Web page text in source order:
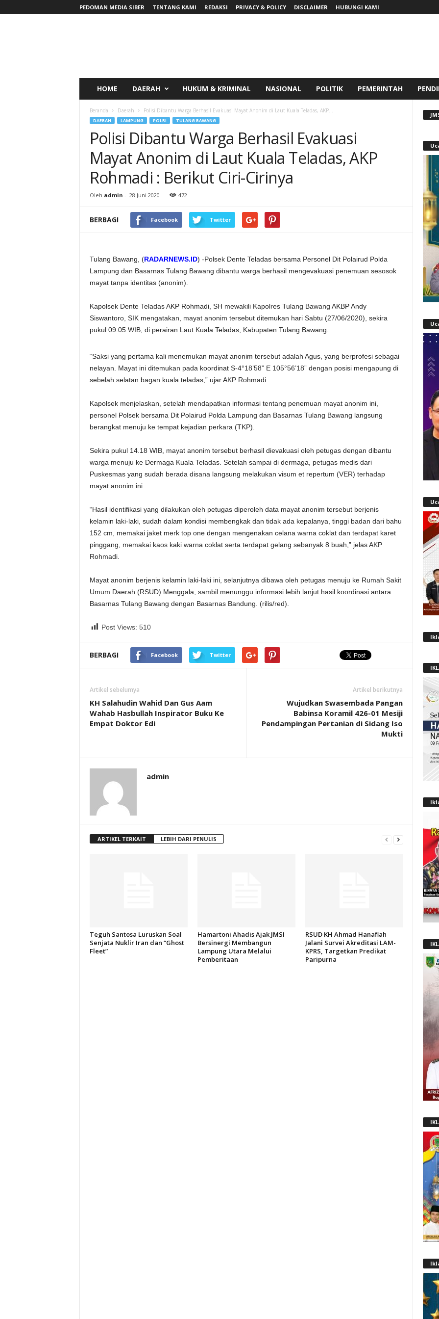
PEDOMAN MEDIA SIBER TENTANG KAMI REDAKSI PRIVACY & POLICY DISCLAIMER HUBUNGI KAMI
HOME DAERAH HUKUM & KRIMINAL NASIONAL POLITIK PEMERINTAH
Beranda Daerah Polisi Dibantu Warga Berhasil Evakuasi Mayat Anonim di Laut Kuala Teladas, AKP...
DAERAH LAMPUNG POLRI TULANG BAWANG
Polisi Dibantu Warga Berhasil Evakuasi
Mayat Anonim di Laut Kuala Teladas, AKP
Rohmadi : Berikut Ciri-Cirinya
Oleh admin - 28 Juni 2020 472
BERBAGI Facebook Twitter
Tulang Bawang, (RADARNEWS.ID) -Polsek Dente Teladas bersama Personel Dit Polairud Polda
Lampung dan Basarnas Tulang Bawang dibantu warga berhasil mengevakuasi penemuan sesosok
mayat tanpa identitas (anonim).
Kapolsek Dente Teladas AKP Rohmadi, SH mewakili Kapolres Tulang Bawang AKBP Andy
Siswantoro, SIK mengatakan, mayat anonim tersebut ditemukan hari Sabtu (27/06/2020), sekira
pukul 09.05 WIB, di perairan Laut Kuala Teladas, Kabupaten Tulang Bawang.
“Saksi yang pertama kali menemukan mayat anonim tersebut adalah Agus, yang berprofesi sebagai
nelayan. Mayat ini ditemukan pada koordinat S-4°18’58” E 105°56’18” dengan posisi mengapung di
sebelah selatan bagan kuala teladas,” ujar AKP Rohmadi.
Kapolsek menjelaskan, setelah mendapatkan informasi tentang penemuan mayat anonim ini,
personel Polsek bersama Dit Polairud Polda Lampung dan Basarnas Tulang Bawang langsung
berangkat menuju ke tempat kejadian perkara (TKP).
Sekira pukul 14.18 WIB, mayat anonim tersebut berhasil dievakuasi oleh petugas dengan dibantu
warga menuju ke Dermaga Kuala Teladas. Setelah sampai di dermaga, petugas medis dari
Puskesmas yang sudah berada disana langsung melakukan visum et repertum (VER) terhadap
mayat anonim ini.
“Hasil identifikasi yang dilakukan oleh petugas diperoleh data mayat anonim tersebut berjenis
kelamin laki-laki, sudah dalam kondisi membengkak dan tidak ada kepalanya, tinggi badan dari bahu
152 cm, memakai jaket merk top one dengan mengenakan celana warna coklat dan terdapat karet
pinggang, memakai kaos kaki warna coklat serta terdapat gelang sebanyak 8 buah,” jelas AKP
Rohmadi.
Mayat anonim berjenis kelamin laki-laki ini, selanjutnya dibawa oleh petugas menuju ke Rumah Sakit
Umum Daerah (RSUD) Menggala, sambil menunggu informasi lebih lanjut hasil koordinasi antara
Basarnas Tulang Bawang dengan Basarnas Bandung. (rilis/red).
Post Views: 510
BERBAGI Facebook Twitter
Artikel sebelumya
KH Salahudin Wahid Dan Gus Aam
Wahab Hasbullah Inspirator Buku Ke
Empat Doktor Edi
Artikel berikutnya
Wujudkan Swasembada Pangan
Babinsa Koramil 426-01 Mesiji
Pendampingan Pertanian di Sidang Iso
Mukti
admin
ARTIKEL TERKAIT LEBIH DARI PENULIS
Teguh Santosa Luruskan Soal
Senjata Nuklir Iran dan “Ghost
Fleet”
Hamartoni Ahadis Ajak JMSI
Bersinergi Membangun
Lampung Utara Melalui
Pemberitaan
RSUD KH Ahmad Hanafiah
Jalani Survei Akreditasi LAM-
KPRS, Targetkan Predikat
Paripurna